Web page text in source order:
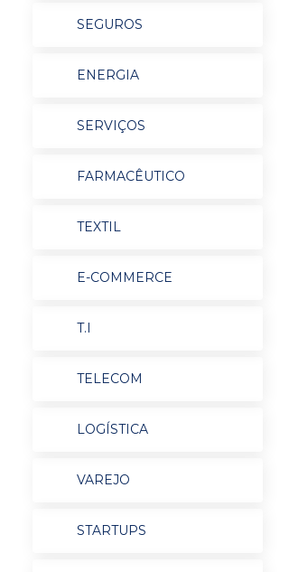
SEGUROS
ENERGIA
SERVIÇOS
FARMACÊUTICO
TEXTIL
E-COMMERCE
T.I
TELECOM
LOGÍSTICA
VAREJO
STARTUPS